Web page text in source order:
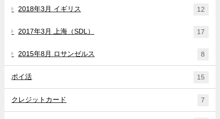
2018年3月 イギリス 12
2017年3月 上海（SDL） 17
2015年8月 ロサンゼルス 8
ポイ活 15
クレジットカード 7